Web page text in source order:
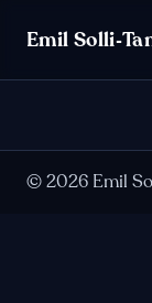
Emil
©2026 Emil